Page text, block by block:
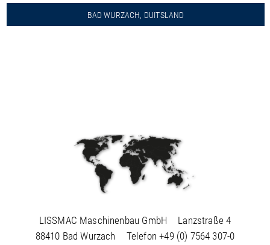
BAD WURZACH, DUITSLAND
LISSMAC Maschinenbau GmbH
Lanzstraße 4
88410 Bad Wurzach
Telefon+49 (0) 7564 307-0